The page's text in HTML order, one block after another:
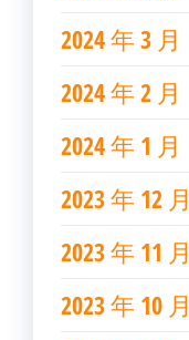
2024 年 3 月
2024 年 2 月
2024 年 1 月
2023 年 12 月
2023 年 11 月
2023 年 10 月